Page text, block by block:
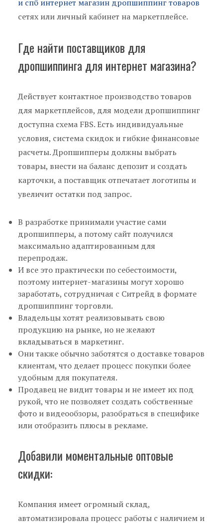
и спб интернет магазин дропшиппинг товаров
сетях или личный кабинет на маркетплейсе.
Где найти поставщиков для
дропшиппинга для интернет магазина?
Действует контактное производство товаров
для маркетплейсов, для модели дропшиппинг
доступна схема FBS. Есть индивидуальные
условия, система скидок и гибкие финансовые
расчеты. Дропшипперы должны выбрать
товары, внести на баланс депозит и создать
карточки, а поставщик отпечатает логотипы и
увеличит остатки под запрос.
В разработке принимали участие сами
дропшипперы, а потому сайт получился
максимально адаптированным для
перепродаж.
И все это практически по себестоимости,
поэтому интернет-магазины могут хорошо
заработать, сотрудничая с Ситрейд в формате
дропшиппинг торговли.
Владельцы хотят реализовывать свою
продукцию на рынке, но не желают
вкладываться в маркетинг.
Они также обычно заботятся о доставке товаров
клиентам, что делает процесс покупки более
удобным для покупателя.
Продавец не видит товары и не имеет их под
рукой, что не позволяет создать собственные
фото и видеообзоры, разобраться в специфике
или отобразить плюсы в рекламе.
Добавили моментальные оптовые
скидки:
Компания имеет огромный склад,
автоматизировала процесс работы с наличием и